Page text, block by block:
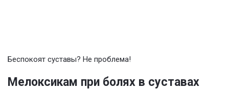
Беспокоят суставы? Не проблема!
Мелоксикам при болях в суставах